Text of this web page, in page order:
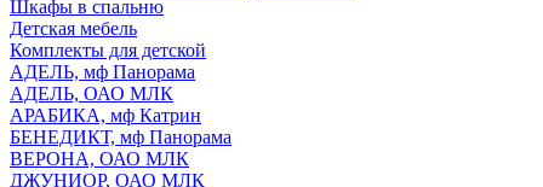
Шкафы в спальню
Детская мебель
Комплекты для детской
АДЕЛЬ, мф Панорама
АДЕЛЬ, ОАО МЛК
АРАБИКА, мф Катрин
БЕНЕДИКТ, мф Панорама
ВЕРОНА, ОАО МЛК
ДЖУНИОР, ОАО МЛК